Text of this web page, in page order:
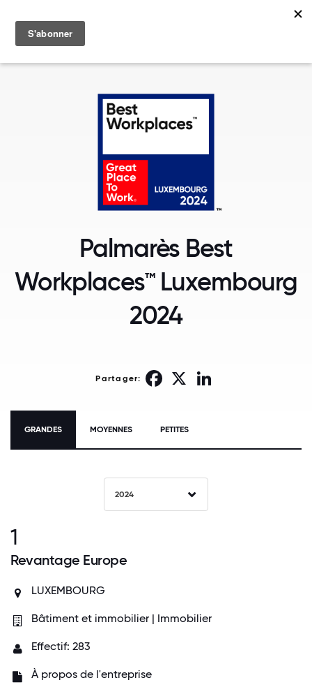
MENU
Palmarès Best
Workplaces™ Luxembourg
2024
Partager: Facebook
GRANDES MOYENNES PETITES
2024
1
Revantage Europe
LUXEMBOURG
Bâtiment et immobilier | Immobilier
Effectif: 283
À propos de l'entreprise